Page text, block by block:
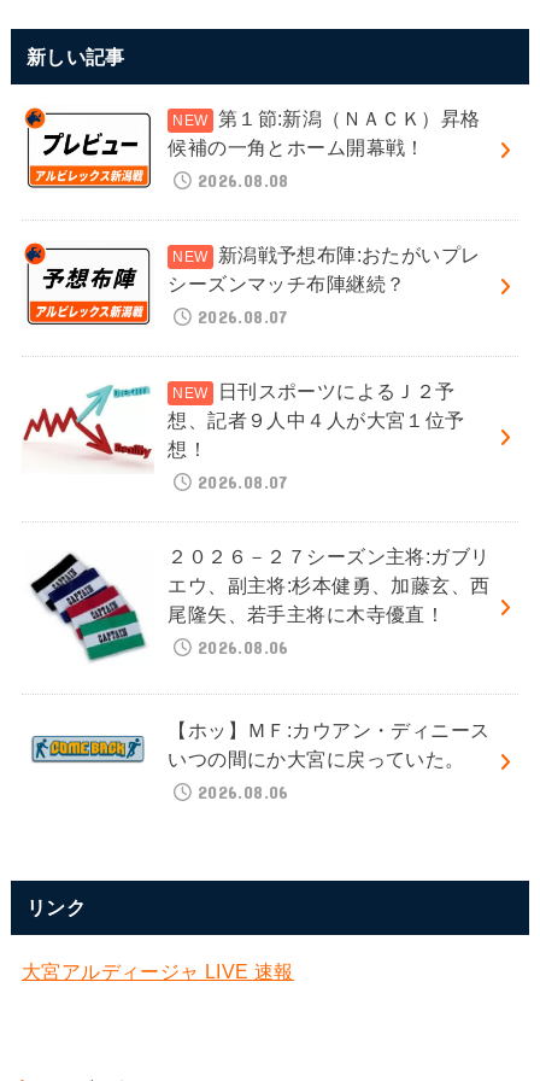
新しい記事
第１節:新潟（ＮＡＣＫ）昇格
候補の一角とホーム開幕戦！
2026.08.08
新潟戦予想布陣:おたがいプレ
シーズンマッチ布陣継続？
2026.08.07
日刊スポーツによるＪ２予
想、記者９人中４人が大宮１位予
想！
2026.08.07
２０２６－２７シーズン主将:ガブリ
エウ、副主将:杉本健勇、加藤玄、西
尾隆矢、若手主将に木寺優直！
2026.08.06
【ホッ】ＭＦ:カウアン・ディニース
いつの間にか大宮に戻っていた。
2026.08.06
リンク
大宮アルディージャ LIVE 速報